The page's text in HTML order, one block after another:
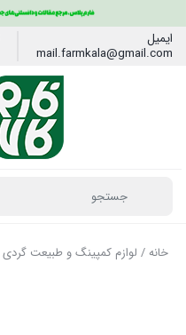
ایمیل
mail.farmkala@gmail.com
خانه/ لوازم کمپینگ و طبیعت گردی